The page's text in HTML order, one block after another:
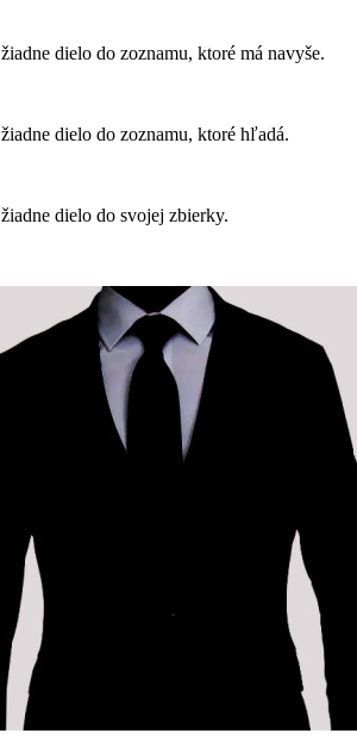
dielo do zoznamu, ktoré má navyše.
dielo do zoznamu, ktoré hľadá.
dielo do svojej zbierky.